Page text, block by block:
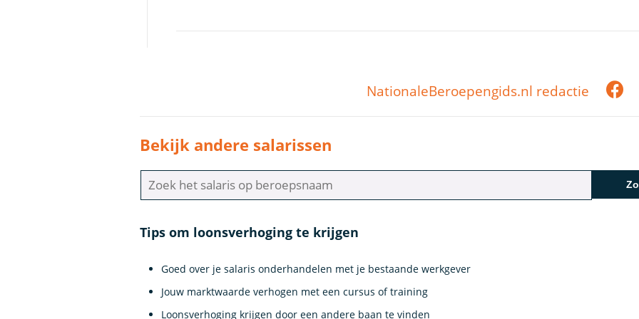
NationaleBeroepengids.nl redactie
Bekijk andere salarissen
Tips om loonsverhoging te krijgen
Goed over je salaris onderhandelen met je bestaande werkgever
Jouw marktwaarde verhogen met een cursus of training
Loonsverhoging krijgen door een andere baan te vinden